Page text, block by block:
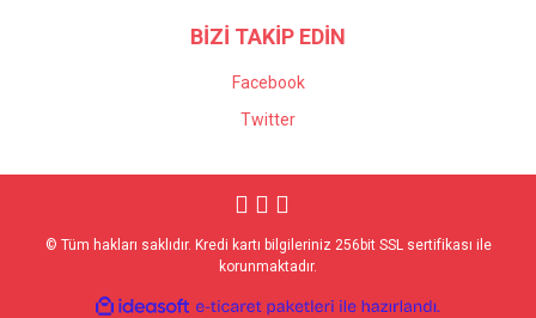
BİZİ TAKİP EDİN
Facebook
Twitter
© Tüm hakları saklıdır. Kredi kartı bilgileriniz 256bit SSL sertifikası ile
korunmaktadır.
ideasoft e-